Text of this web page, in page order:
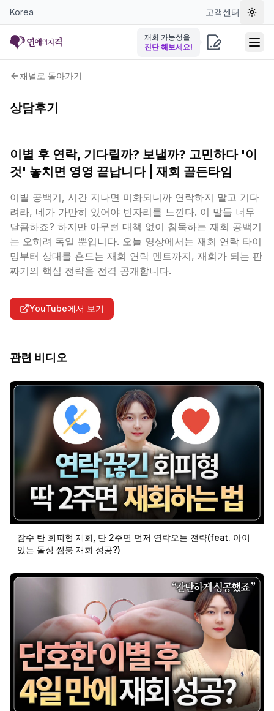
Korea 고객센터 테마
재회 가능성을
진단 해보세요!
채널로 돌아가기
상담후기
이별 후 연락, 기다릴까? 보낼까? 고민하다 '이
것' 놓치면 영영 끝납니다 | 재회 골든타임
이별 공백기, 시간 지나면 미화되니까 연락하지 말고 기다
려라, 네가 가만히 있어야 빈자리를 느낀다. 이 말들 너무
달콤하죠? 하지만 아무런 대책 없이 침묵하는 재회 공백기
는 오히려 독일 뿐입니다. 오늘 영상에서는 재회 연락 타이
밍부터 상대를 흔드는 재회 연락 멘트까지, 재회가 되는 판
짜기의 핵심 전략을 전격 공개합니다.
YouTube에서 보기
관련 비디오
잠수 탄 회피형 재회, 단 2주면 먼저 연락오는 전략(feat. 아이
있는 돌싱 썸붕 재회 성공?)